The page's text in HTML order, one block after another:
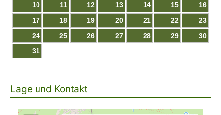
10
11 12 13 14 15
16
17
18 19 20 21 22
23
24
25 26 27 28 29
30
31
Lage und Kontakt